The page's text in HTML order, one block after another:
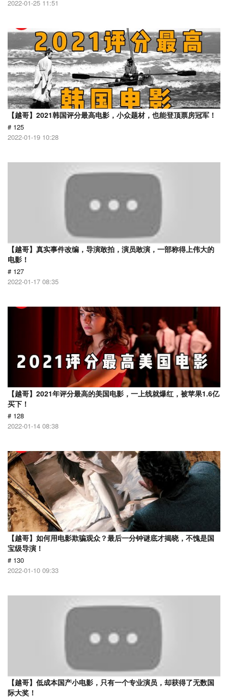
2022-01-25 11:51
【越哥】2021韩国评分最高电影，小众题材，也能登顶票房冠军！
# 125
2022-01-19 10:28
【越哥】真实事件改编，导演敢拍，演员敢演，一部称得上伟大的
电影！
# 127
2022-01-17 08:35
【越哥】2021年评分最高的美国电影，一上线就爆红，被苹果1.6亿
买下！
# 128
2022-01-14 08:38
【越哥】如何用电影欺骗观众？最后一分钟谜底才揭晓，不愧是国
宝级导演！
# 130
2022-01-10 09:33
【越哥】低成本国产小电影，只有一个专业演员，却获得了无数国
际大奖！